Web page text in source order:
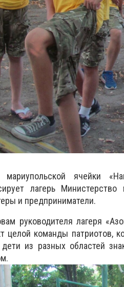
мариупольской ячейки
лагерь
и предприниматели.
руководителя лагеря
целой команды патриотов,
из разных областей